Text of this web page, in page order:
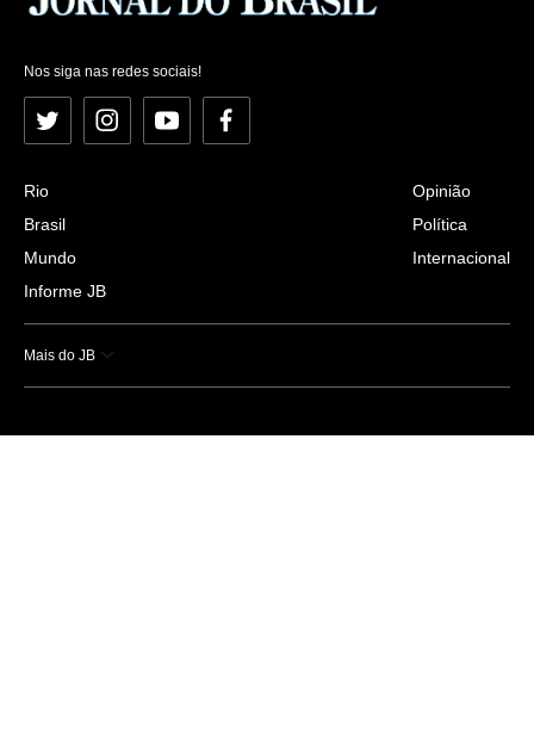
Nos siga nas redes sociais!
Twitter InstagramYouTubeFacebook
Rio
Brasil
Mundo
Informe JB
Opinião
Política
Internacional
Mais do JB
Esportes